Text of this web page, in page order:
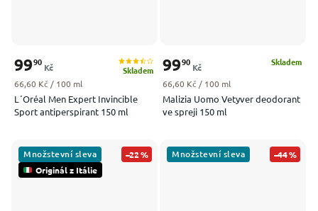
L´Oréal Men Expert Invincible
Sport antiperspirant 150 ml
Skladem
9990
Kč
Měrná cena:
66,60 Kč / 100 ml
Malizia Uomo Vetyver deodorant
ve spreji 150 ml
Skladem
9990
Kč
Měrná cena:
66,60 Kč / 100 ml
Originál z Itálie
Množstevní sleva –22 % Množstevní sleva –44 %